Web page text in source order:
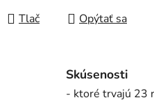
Tlač Opýtať sa
Skúsenosti
- ktoré trvajú 23